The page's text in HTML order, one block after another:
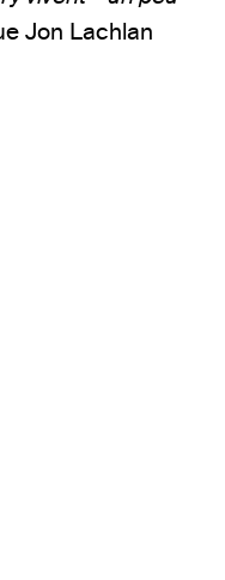
Jon Lachlan